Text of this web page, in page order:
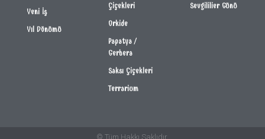
Yeni İş
Yıl Dönümü
Çiçekleri
Orkide
Papatya /
Gerbera
Saksı Çiçekleri
Terrarium
Sevgililier Günü
© Tüm Hakkı Saklıdır.